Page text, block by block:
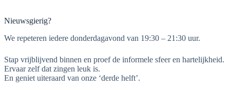
Nieuwsgierig?
We repeteren iedere donderdagavond van 19:30 – 21:30 uur.
Stap vrijblijvend binnen en proef de informele sfeer en hartelijkheid.
Ervaar zelf dat zingen leuk is.
En geniet uiteraard van onze ‘derde helft’.